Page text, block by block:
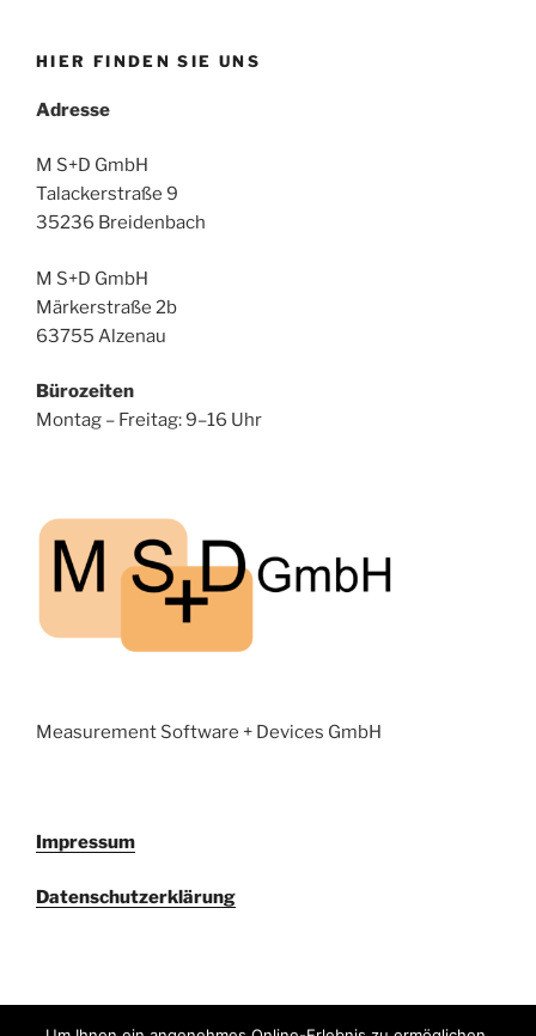
HIER FINDEN SIE UNS
Adresse
M S+D GmbH
Talackerstraße 9
35236 Breidenbach
M S+D GmbH
Märkerstraße 2b
63755 Alzenau
Bürozeiten
Montag – Freitag: 9–16 Uhr
Measurement Software + Devices GmbH
Impressum
Datenschutzerklärung